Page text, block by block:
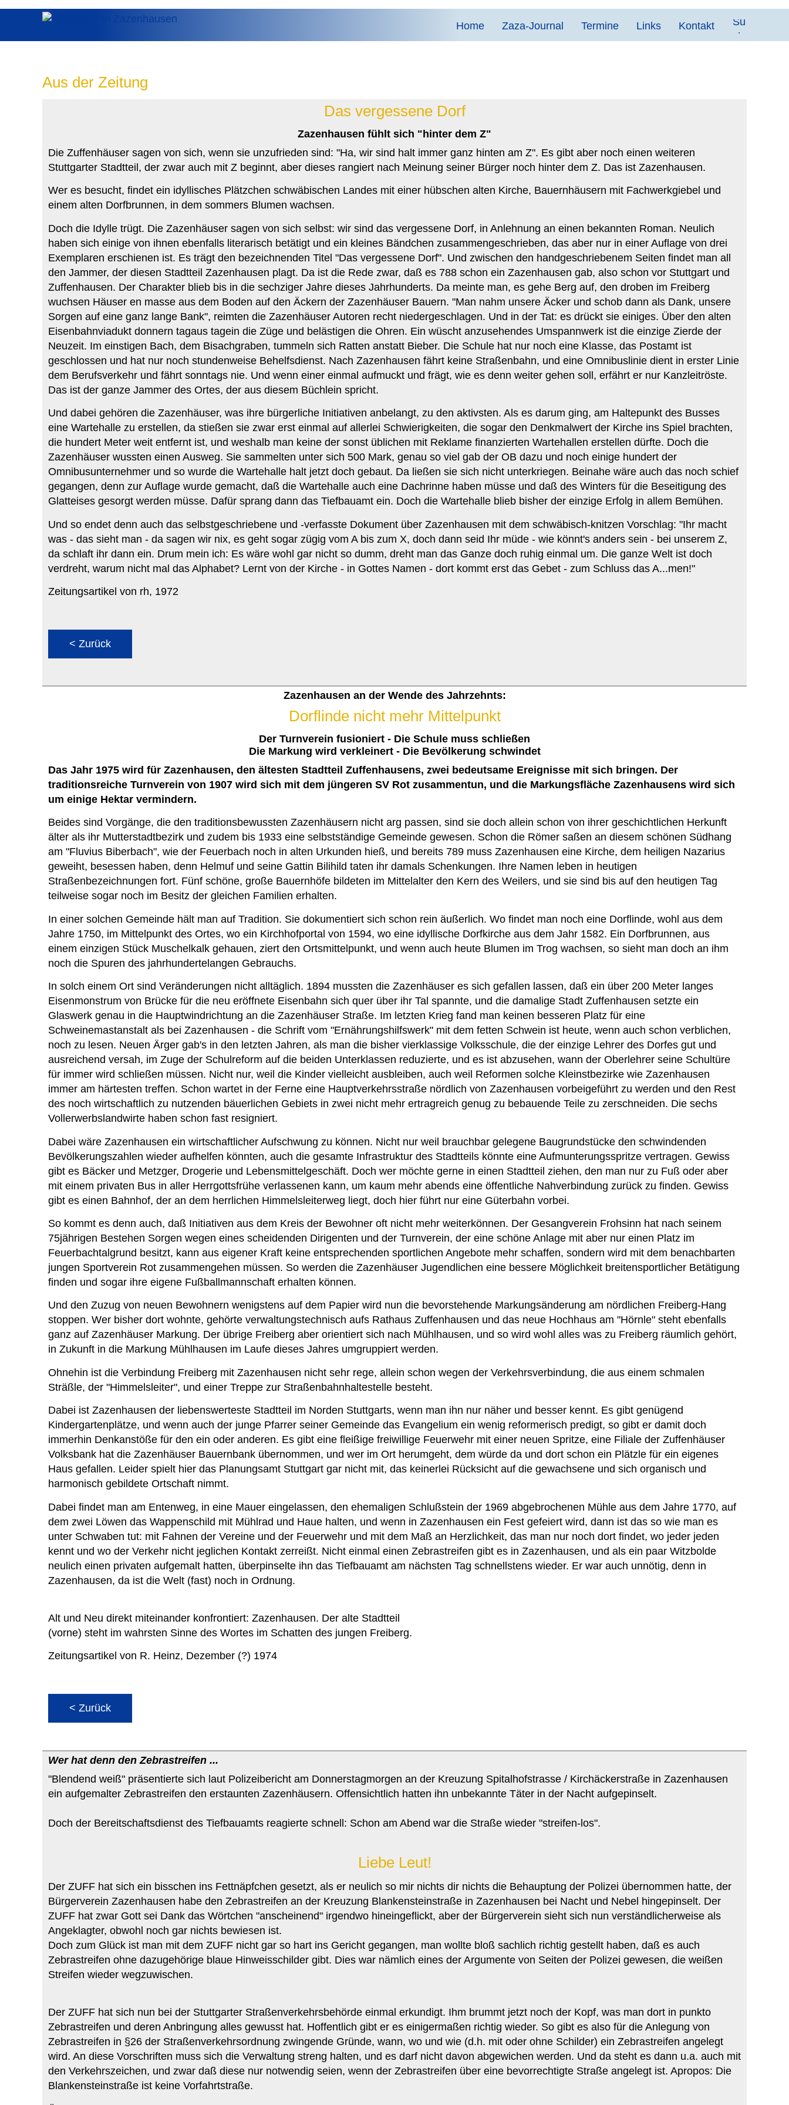
Seitenanfang
Home Zaza-Journal Termine Links Kontakt
Aus der Zeitung
Das vergessene Dorf
Zazenhausen fühlt sich "hinter dem Z"
Die Zuffenhäuser sagen von sich, wenn sie unzufrieden sind: "Ha, wir sind halt immer ganz hinten am Z". Es gibt aber noch einen weiteren
Stuttgarter Stadtteil, der zwar auch mit Z beginnt, aber dieses rangiert nach Meinung seiner Bürger noch hinter dem Z. Das ist Zazenhausen.
Wer es besucht, findet ein idyllisches Plätzchen schwäbischen Landes mit einer hübschen alten Kirche, Bauernhäusern mit Fachwerkgiebel und
einem alten Dorfbrunnen, in dem sommers Blumen wachsen.
Doch die Idylle trügt. Die Zazenhäuser sagen von sich selbst: wir sind das vergessene Dorf, in Anlehnung an einen bekannten Roman. Neulich
haben sich einige von ihnen ebenfalls literarisch betätigt und ein kleines Bändchen zusammengeschrieben, das aber nur in einer Auflage von drei
Exemplaren erschienen ist. Es trägt den bezeichnenden Titel "Das vergessene Dorf". Und zwischen den handgeschriebenem Seiten findet man all
den Jammer, der diesen Stadtteil Zazenhausen plagt. Da ist die Rede zwar, daß es 788 schon ein Zazenhausen gab, also schon vor Stuttgart und
Zuffenhausen. Der Charakter blieb bis in die sechziger Jahre dieses Jahrhunderts. Da meinte man, es gehe Berg auf, den droben im Freiberg
wuchsen Häuser en masse aus dem Boden auf den Äckern der Zazenhäuser Bauern. "Man nahm unsere Äcker und schob dann als Dank, unsere
Sorgen auf eine ganz lange Bank", reimten die Zazenhäuser Autoren recht niedergeschlagen. Und in der Tat: es drückt sie einiges. Über den alten
Eisenbahnviadukt donnern tagaus tagein die Züge und belästigen die Ohren. Ein wüscht anzusehendes Umspannwerk ist die einzige Zierde der
Neuzeit. Im einstigen Bach, dem Bisachgraben, tummeln sich Ratten anstatt Bieber. Die Schule hat nur noch eine Klasse, das Postamt ist
geschlossen und hat nur noch stundenweise Behelfsdienst. Nach Zazenhausen fährt keine Straßenbahn, und eine Omnibuslinie dient in erster Linie
dem Berufsverkehr und fährt sonntags nie. Und wenn einer einmal aufmuckt und frägt, wie es denn weiter gehen soll, erfährt er nur Kanzleitröste.
Das ist der ganze Jammer des Ortes, der aus diesem Büchlein spricht.
Und dabei gehören die Zazenhäuser, was ihre bürgerliche Initiativen anbelangt, zu den aktivsten. Als es darum ging, am Haltepunkt des Busses
eine Wartehalle zu erstellen, da stießen sie zwar erst einmal auf allerlei Schwierigkeiten, die sogar den Denkmalwert der Kirche ins Spiel brachten,
die hundert Meter weit entfernt ist, und weshalb man keine der sonst üblichen mit Reklame finanzierten Wartehallen erstellen dürfte. Doch die
Zazenhäuser wussten einen Ausweg. Sie sammelten unter sich 500 Mark, genau so viel gab der OB dazu und noch einige hundert der
Omnibusunternehmer und so wurde die Wartehalle halt jetzt doch gebaut. Da ließen sie sich nicht unterkriegen. Beinahe wäre auch das noch schief
gegangen, denn zur Auflage wurde gemacht, daß die Wartehalle auch eine Dachrinne haben müsse und daß des Winters für die Beseitigung des
Glatteises gesorgt werden müsse. Dafür sprang dann das Tiefbauamt ein. Doch die Wartehalle blieb bisher der einzige Erfolg in allem Bemühen.
Und so endet denn auch das selbstgeschriebene und -verfasste Dokument über Zazenhausen mit dem schwäbisch-knitzen Vorschlag: "Ihr macht
was - das sieht man - da sagen wir nix, es geht sogar zügig vom A bis zum X, doch dann seid Ihr müde - wie könnt's anders sein - bei unserem Z,
da schlaft ihr dann ein. Drum mein ich: Es wäre wohl gar nicht so dumm, dreht man das Ganze doch ruhig einmal um. Die ganze Welt ist doch
verdreht, warum nicht mal das Alphabet? Lernt von der Kirche - in Gottes Namen - dort kommt erst das Gebet - zum Schluss das A...men!"
Zeitungsartikel von rh, 1972
< Zurück
Zazenhausen an der Wende des Jahrzehnts:
Dorflinde nicht mehr Mittelpunkt
Der Turnverein fusioniert - Die Schule muss schließen
Die Markung wird verkleinert - Die Bevölkerung schwindet
Das Jahr 1975 wird für Zazenhausen, den ältesten Stadtteil Zuffenhausens, zwei bedeutsame Ereignisse mit sich bringen. Der
traditionsreiche Turnverein von 1907 wird sich mit dem jüngeren SV Rot zusammentun, und die Markungsfläche Zazenhausens wird sich
um einige Hektar vermindern.
Beides sind Vorgänge, die den traditionsbewussten Zazenhäusern nicht arg passen, sind sie doch allein schon von ihrer geschichtlichen Herkunft
älter als ihr Mutterstadtbezirk und zudem bis 1933 eine selbstständige Gemeinde gewesen. Schon die Römer saßen an diesem schönen Südhang
am "Fluvius Biberbach", wie der Feuerbach noch in alten Urkunden hieß, und bereits 789 muss Zazenhausen eine Kirche, dem heiligen Nazarius
geweiht, besessen haben, denn Helmuf und seine Gattin Bilihild taten ihr damals Schenkungen. Ihre Namen leben in heutigen
Straßenbezeichnungen fort. Fünf schöne, große Bauernhöfe bildeten im Mittelalter den Kern des Weilers, und sie sind bis auf den heutigen Tag
teilweise sogar noch im Besitz der gleichen Familien erhalten.
In einer solchen Gemeinde hält man auf Tradition. Sie dokumentiert sich schon rein äußerlich. Wo findet man noch eine Dorflinde, wohl aus dem
Jahre 1750, im Mittelpunkt des Ortes, wo ein Kirchhofportal von 1594, wo eine idyllische Dorfkirche aus dem Jahr 1582. Ein Dorfbrunnen, aus
einem einzigen Stück Muschelkalk gehauen, ziert den Ortsmittelpunkt, und wenn auch heute Blumen im Trog wachsen, so sieht man doch an ihm
noch die Spuren des jahrhundertelangen Gebrauchs.
In solch einem Ort sind Veränderungen nicht alltäglich. 1894 mussten die Zazenhäuser es sich gefallen lassen, daß ein über 200 Meter langes
Eisenmonstrum von Brücke für die neu eröffnete Eisenbahn sich quer über ihr Tal spannte, und die damalige Stadt Zuffenhausen setzte ein
Glaswerk genau in die Hauptwindrichtung an die Zazenhäuser Straße. Im letzten Krieg fand man keinen besseren Platz für eine
Schweinemastanstalt als bei Zazenhausen - die Schrift vom "Ernährungshilfswerk" mit dem fetten Schwein ist heute, wenn auch schon verblichen,
noch zu lesen. Neuen Ärger gab's in den letzten Jahren, als man die bisher vierklassige Volksschule, die der einzige Lehrer des Dorfes gut und
ausreichend versah, im Zuge der Schulreform auf die beiden Unterklassen reduzierte, und es ist abzusehen, wann der Oberlehrer seine Schultüre
für immer wird schließen müssen. Nicht nur, weil die Kinder vielleicht ausbleiben, auch weil Reformen solche Kleinstbezirke wie Zazenhausen
immer am härtesten treffen. Schon wartet in der Ferne eine Hauptverkehrsstraße nördlich von Zazenhausen vorbeigeführt zu werden und den Rest
des noch wirtschaftlich zu nutzenden bäuerlichen Gebiets in zwei nicht mehr ertragreich genug zu bebauende Teile zu zerschneiden. Die sechs
Vollerwerbslandwirte haben schon fast resigniert.
Dabei wäre Zazenhausen ein wirtschaftlicher Aufschwung zu können. Nicht nur weil brauchbar gelegene Baugrundstücke den schwindenden
Bevölkerungszahlen wieder aufhelfen könnten, auch die gesamte Infrastruktur des Stadtteils könnte eine Aufmunterungsspritze vertragen. Gewiss
gibt es Bäcker und Metzger, Drogerie und Lebensmittelgeschäft. Doch wer möchte gerne in einen Stadtteil ziehen, den man nur zu Fuß oder aber
mit einem privaten Bus in aller Herrgottsfrühe verlassenen kann, um kaum mehr abends eine öffentliche Nahverbindung zurück zu finden. Gewiss
gibt es einen Bahnhof, der an dem herrlichen Himmelsleiterweg liegt, doch hier führt nur eine Güterbahn vorbei.
So kommt es denn auch, daß Initiativen aus dem Kreis der Bewohner oft nicht mehr weiterkönnen. Der Gesangverein Frohsinn hat nach seinem
75jährigen Bestehen Sorgen wegen eines scheidenden Dirigenten und der Turnverein, der eine schöne Anlage mit aber nur einen Platz im
Feuerbachtalgrund besitzt, kann aus eigener Kraft keine entsprechenden sportlichen Angebote mehr schaffen, sondern wird mit dem benachbarten
jungen Sportverein Rot zusammengehen müssen. So werden die Zazenhäuser Jugendlichen eine bessere Möglichkeit breitensportlicher Betätigung
finden und sogar ihre eigene Fußballmannschaft erhalten können.
Und den Zuzug von neuen Bewohnern wenigstens auf dem Papier wird nun die bevorstehende Markungsänderung am nördlichen Freiberg-Hang
stoppen. Wer bisher dort wohnte, gehörte verwaltungstechnisch aufs Rathaus Zuffenhausen und das neue Hochhaus am "Hörnle" steht ebenfalls
ganz auf Zazenhäuser Markung. Der übrige Freiberg aber orientiert sich nach Mühlhausen, und so wird wohl alles was zu Freiberg räumlich gehört,
in Zukunft in die Markung Mühlhausen im Laufe dieses Jahres umgruppiert werden.
Ohnehin ist die Verbindung Freiberg mit Zazenhausen nicht sehr rege, allein schon wegen der Verkehrsverbindung, die aus einem schmalen
Sträßle, der "Himmelsleiter", und einer Treppe zur Straßenbahnhaltestelle besteht.
Dabei ist Zazenhausen der liebenswerteste Stadtteil im Norden Stuttgarts, wenn man ihn nur näher und besser kennt. Es gibt genügend
Kindergartenplätze, und wenn auch der junge Pfarrer seiner Gemeinde das Evangelium ein wenig reformerisch predigt, so gibt er damit doch
immerhin Denkanstöße für den ein oder anderen. Es gibt eine fleißige freiwillige Feuerwehr mit einer neuen Spritze, eine Filiale der Zuffenhäuser
Volksbank hat die Zazenhäuser Bauernbank übernommen, und wer im Ort herumgeht, dem würde da und dort schon ein Plätzle für ein eigenes
Haus gefallen. Leider spielt hier das Planungsamt Stuttgart gar nicht mit, das keinerlei Rücksicht auf die gewachsene und sich organisch und
harmonisch gebildete Ortschaft nimmt.
Dabei findet man am Entenweg, in eine Mauer eingelassen, den ehemaligen Schlußstein der 1969 abgebrochenen Mühle aus dem Jahre 1770, auf
dem zwei Löwen das Wappenschild mit Mühlrad und Haue halten, und wenn in Zazenhausen ein Fest gefeiert wird, dann ist das so wie man es
unter Schwaben tut: mit Fahnen der Vereine und der Feuerwehr und mit dem Maß an Herzlichkeit, das man nur noch dort findet, wo jeder jeden
kennt und wo der Verkehr nicht jeglichen Kontakt zerreißt. Nicht einmal einen Zebrastreifen gibt es in Zazenhausen, und als ein paar Witzbolde
neulich einen privaten aufgemalt hatten, überpinselte ihn das Tiefbauamt am nächsten Tag schnellstens wieder. Er war auch unnötig, denn in
Zazenhausen, da ist die Welt (fast) noch in Ordnung.
Alt und Neu direkt miteinander konfrontiert: Zazenhausen. Der alte Stadtteil
(vorne) steht im wahrsten Sinne des Wortes im Schatten des jungen Freiberg.
Zeitungsartikel von R. Heinz, Dezember (?) 1974
< Zurück
Wer hat denn den Zebrastreifen ...
"Blendend weiß" präsentierte sich laut Polizeibericht am Donnerstagmorgen an der Kreuzung Spitalhofstrasse / Kirchäckerstraße in Zazenhausen
ein aufgemalter Zebrastreifen den erstaunten Zazenhäusern. Offensichtlich hatten ihn unbekannte Täter in der Nacht aufgepinselt.
Doch der Bereitschaftsdienst des Tiefbauamts reagierte schnell: Schon am Abend war die Straße wieder "streifen-los".
Liebe Leut!
Der ZUFF hat sich ein bisschen ins Fettnäpfchen gesetzt, als er neulich so mir nichts dir nichts die Behauptung der Polizei übernommen hatte, der
Bürgerverein Zazenhausen habe den Zebrastreifen an der Kreuzung Blankensteinstraße in Zazenhausen bei Nacht und Nebel hingepinselt. Der
ZUFF hat zwar Gott sei Dank das Wörtchen "anscheinend" irgendwo hineingeflickt, aber der Bürgerverein sieht sich nun verständlicherweise als
Angeklagter, obwohl noch gar nichts bewiesen ist.
Doch zum Glück ist man mit dem ZUFF nicht gar so hart ins Gericht gegangen, man wollte bloß sachlich richtig gestellt haben, daß es auch
Zebrastreifen ohne dazugehörige blaue Hinweisschilder gibt. Dies war nämlich eines der Argumente von Seiten der Polizei gewesen, die weißen
Streifen wieder wegzuwischen.
Der ZUFF hat sich nun bei der Stuttgarter Straßenverkehrsbehörde einmal erkundigt. Ihm brummt jetzt noch der Kopf, was man dort in punkto
Zebrastreifen und deren Anbringung alles gewusst hat. Hoffentlich gibt er es einigermaßen richtig wieder. So gibt es also für die Anlegung von
Zebrastreifen in §26 der Straßenverkehrsordnung zwingende Gründe, wann, wo und wie (d.h. mit oder ohne Schilder) ein Zebrastreifen angelegt
wird. An diese Vorschriften muss sich die Verwaltung streng halten, und es darf nicht davon abgewichen werden. Und da steht es dann u.a. auch mit
den Verkehrszeichen, und zwar daß diese nur notwendig seien, wenn der Zebrastreifen über eine bevorrechtigte Straße angelegt ist. Apropos: Die
Blankensteinstraße ist keine Vorfahrtstraße.